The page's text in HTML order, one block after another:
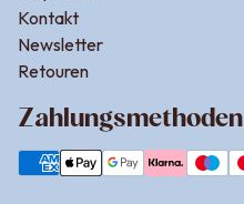
Kontakt
Newsletter
Retouren
Zahlungsmethoden